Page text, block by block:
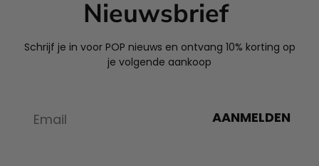
Nieuwsbrief
Schrijf je in voor POP nieuws en ontvang 10% korting op
je volgende aankoop
AANMELDEN